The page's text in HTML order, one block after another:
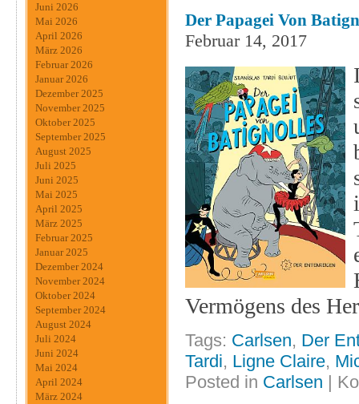
Juni 2026
Mai 2026
April 2026
März 2026
Februar 2026
Januar 2026
Dezember 2025
November 2025
Oktober 2025
September 2025
August 2025
Juli 2025
Juni 2025
Mai 2025
April 2025
März 2025
Februar 2025
Januar 2025
Dezember 2024
November 2024
Oktober 2024
September 2024
August 2024
Juli 2024
Juni 2024
Mai 2024
April 2024
März 2024
Der Papagei Von
Februar 14, 2017
Vermögens des
Tags: Carlsen, Der
Tardi, Ligne Claire,
Posted in Carlsen |